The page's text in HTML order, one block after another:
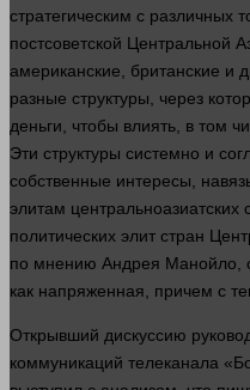
стратегическим с различных
постсоветской Центральной
американские, британские
разные структуры, через
деньги , чтобы влиять, в том
Эти структуры системно и
собственные интересы ,
элитам центральноазиатских
политических элит стран
по мнению Андрея Манойло,
как напряженная, причем с
Открывший дискуссию
коммуникаций телеканала